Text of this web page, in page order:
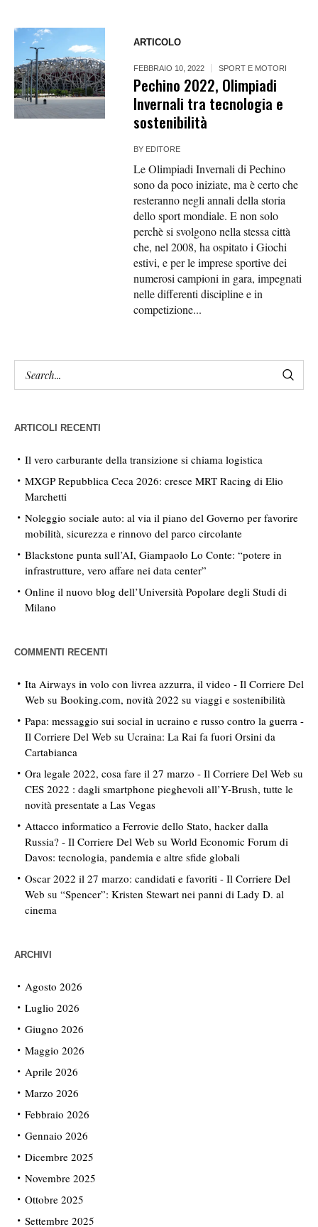
ARTICOLO
FEBBRAIO 10, 2022 SPORT E MOTORI
Pechino 2022, Olimpiadi
Invernali tra tecnologia e
sostenibilità
BY EDITORE
Le Olimpiadi Invernali di Pechino
sono da poco iniziate, ma è certo che
resteranno negli annali della storia
dello sport mondiale. E non solo
perchè si svolgono nella stessa città
che, nel 2008, ha ospitato i Giochi
estivi, e per le imprese sportive dei
numerosi campioni in gara, impegnati
nelle differenti discipline e in
competizione...
ARTICOLI RECENTI
Il vero carburante della transizione si chiama logistica
MXGP Repubblica Ceca 2026: cresce MRT Racing di Elio
Marchetti
Noleggio sociale auto: al via il piano del Governo per favorire
mobilità, sicurezza e rinnovo del parco circolante
Blackstone punta sull’AI, Giampaolo Lo Conte: “potere in
infrastrutture, vero affare nei data center”
Online il nuovo blog dell’Università Popolare degli Studi di
Milano
COMMENTI RECENTI
Ita Airways in volo con livrea azzurra, il video - Il Corriere Del
Web su Booking.com, novità 2022 su viaggi e sostenibilità
Papa: messaggio sui social in ucraino e russo contro la guerra -
Il Corriere Del Web su Ucraina: La Rai fa fuori Orsini da
Cartabianca
Ora legale 2022, cosa fare il 27 marzo - Il Corriere Del Web su
CES 2022 : dagli smartphone pieghevoli all’Y-Brush, tutte le
novità presentate a Las Vegas
Attacco informatico a Ferrovie dello Stato, hacker dalla
Russia? - Il Corriere Del Web su World Economic Forum di
Davos: tecnologia, pandemia e altre sfide globali
Oscar 2022 il 27 marzo: candidati e favoriti - Il Corriere Del
Web su “Spencer”: Kristen Stewart nei panni di Lady D. al
cinema
ARCHIVI
Agosto 2026
Luglio 2026
Giugno 2026
Maggio 2026
Aprile 2026
Marzo 2026
Febbraio 2026
Gennaio 2026
Dicembre 2025
Novembre 2025
Ottobre 2025
Settembre 2025